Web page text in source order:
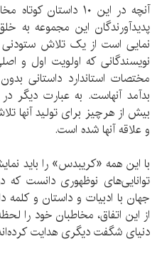
آنچه در این ۱۰
پدیدآورندگان این مجموعه به
نمایی است از یک تلاش
نویسندگانی که اولویت اول و
مختصات استاندارد داستانی
بدآمد آنهاست. به عبارت دیگر
بیش از هرچیز برای تولید آنها
و علاقه آنها شده است.
با این همه «کریبدس» را باید
جهان با ادبیات و داستان و
از این اتفاق، مخاطبان خود را
دنیای شگفت دیگری هدایت